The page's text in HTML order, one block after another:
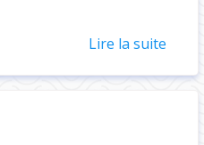
Lire la suite